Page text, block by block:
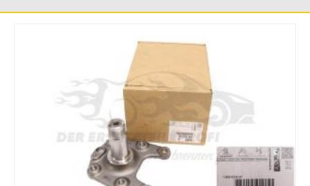
Lancia Ersatzteile
Mercedes Ersatzteile
Mini Ersatzteile
Mitsubishi Ersatzteile